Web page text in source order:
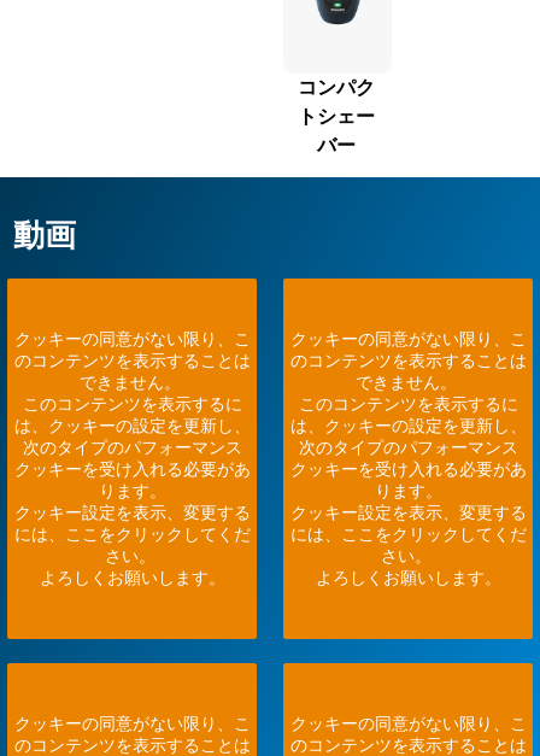
コンパク
トシェー
バー
動画
クッキーの同意がない限り、こ
のコンテンツを表示することは
できません。
このコンテンツを表示するに
は、クッキーの設定を更新し、
次のタイプのパフォーマンス
クッキーを受け入れる必要があ
ります。
クッキー設定を表示、変更する
には、ここをクリックしてくだ
さい。
よろしくお願いします。
クッキーの同意がない限り、こ
のコンテンツを表示することは
できません。
このコンテンツを表示するに
は、クッキーの設定を更新し、
次のタイプのパフォーマンス
クッキーを受け入れる必要があ
ります。
クッキー設定を表示、変更する
には、ここをクリックしてくだ
さい。
よろしくお願いします。
クッキーの同意がない限り、こ
のコンテンツを表示することは
クッキーの同意がない限り、こ
のコンテンツを表示することは